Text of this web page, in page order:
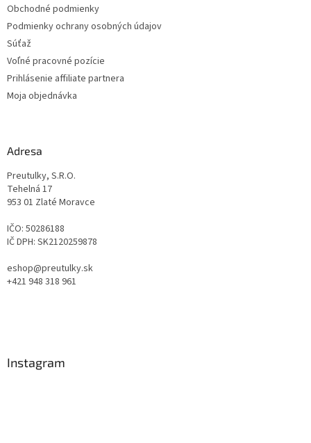
Obchodné podmienky
Podmienky ochrany osobných údajov
Súťaž
Voľné pracovné pozície
Prihlásenie affiliate partnera
Moja objednávka
Adresa
Preutulky, S.R.O.
Tehelná 17
953 01 Zlaté Moravce
IČO: 50286188
IČ DPH: SK2120259878
eshop@preutulky.sk
+421 948 318 961
Instagram